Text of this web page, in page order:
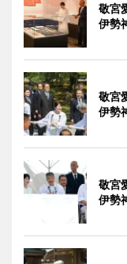
敬宮
伊勢
敬宮
伊勢
敬宮
伊勢